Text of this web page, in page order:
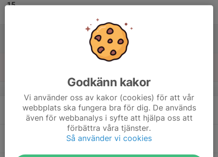
15
v.34
18:30
19:30
Konditionspass
Åmåls Ishall
Styrkepass
Åmåls Ishall
Godkänn kakor
Vi använder oss av kakor (cookies) för att vår
webbplats ska fungera bra för dig. De används
även för webbanalys i syfte att hjälpa oss att
förbättra våra tjänster.
Så använder vi cookies